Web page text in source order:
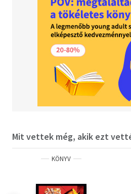
"A rajz mindig jelen van az
megyünk, lemezt készítünk vagy
jegyzetfüzet, pár filctoll mindig
akkor firkálok."
Mit vettek még, akik ezt
KÖNYV